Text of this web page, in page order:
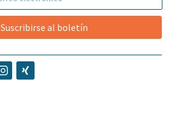
Suscribirse al boletín